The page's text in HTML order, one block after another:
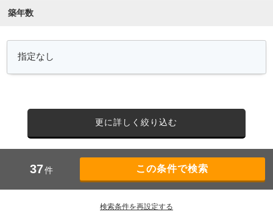
築年数
更に詳しく絞り込む
37件
検索条件を再設定する